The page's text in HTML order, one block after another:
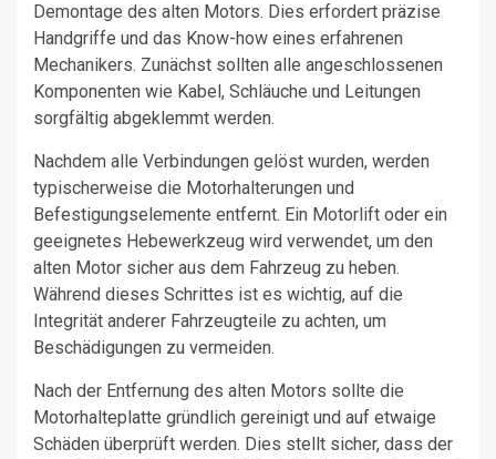
Demontage des alten Motors. Dies erfordert präzise
Handgriffe und das Know-how eines erfahrenen
Mechanikers. Zunächst sollten alle angeschlossenen
Komponenten wie Kabel, Schläuche und Leitungen
sorgfältig abgeklemmt werden.
Nachdem alle Verbindungen gelöst wurden, werden
typischerweise die Motorhalterungen und
Befestigungselemente entfernt. Ein Motorlift oder ein
geeignetes Hebewerkzeug wird verwendet, um den
alten Motor sicher aus dem Fahrzeug zu heben.
Während dieses Schrittes ist es wichtig, auf die
Integrität anderer Fahrzeugteile zu achten, um
Beschädigungen zu vermeiden.
Nach der Entfernung des alten Motors sollte die
Motorhalteplatte gründlich gereinigt und auf etwaige
Schäden überprüft werden. Dies stellt sicher, dass der